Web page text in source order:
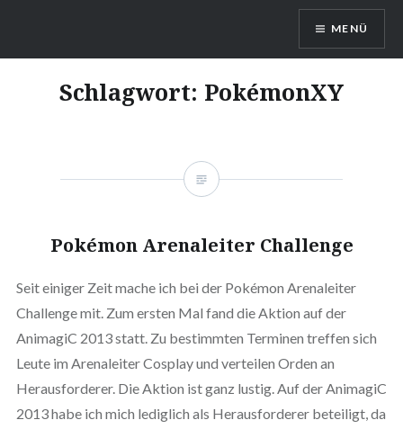
InhaltDragonDanielas Hobbyblog
MENÜ
Schlagwort: PokémonXY
Pokémon Arenaleiter Challenge
Seit einiger Zeit mache ich bei der Pokémon Arenaleiter
Challenge mit. Zum ersten Mal fand die Aktion auf der
AnimagiC 2013 statt. Zu bestimmten Terminen treffen sich
Leute im Arenaleiter Cosplay und verteilen Orden an
Herausforderer. Die Aktion ist ganz lustig. Auf der AnimagiC
2013 habe ich mich lediglich als Herausforderer beteiligt, da